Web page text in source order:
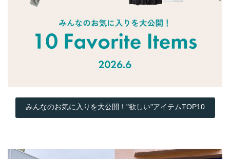
みんなのお気に入りを大公開！"欲しい"アイテムTOP10